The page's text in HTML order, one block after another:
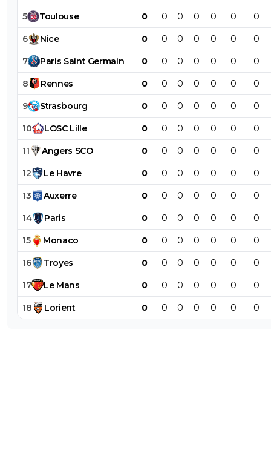
5 Toulouse 0 0 0 0 0 0 0
6 Nice 0 0 0 0 0 0 0
7 Paris Saint Germain 0 0 0 0 0 0 0
8 Rennes 0 0 0 0 0 0 0
9 Strasbourg 0 0 0 0 0 0 0
10 LOSC Lille 0 0 0 0 0 0 0
11 Angers SCO 0 0 0 0 0 0 0
12 Le Havre 0 0 0 0 0 0 0
13 Auxerre 0 0 0 0 0 0 0
14 Paris 0 0 0 0 0 0 0
15 Monaco 0 0 0 0 0 0 0
16 Troyes 0 0 0 0 0 0 0
17 Le Mans 0 0 0 0 0 0 0
18 Lorient 0 0 0 0 0 0 0